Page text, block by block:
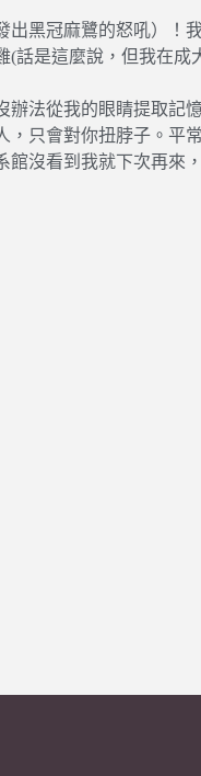
出黑冠麻鷺的怒吼）！
(話是這麼說，但我在成
辦法從我的眼睛提取記
，只會對你扭脖子。平
館沒看到我就下次再來